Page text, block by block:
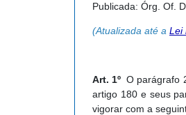
Publicada: Órg. Of.
(Atualizada até a Lei
Art. 1º O parágrafo
artigo 180 e seus
vigorar com a